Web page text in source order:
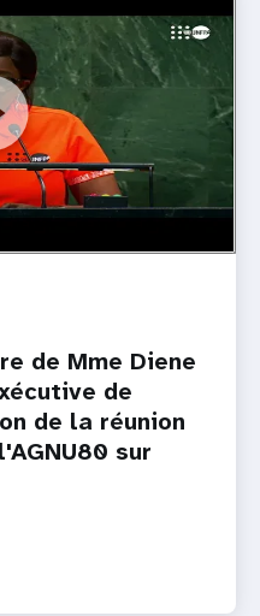
de Mme Diene
de
de la réunion
sur